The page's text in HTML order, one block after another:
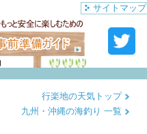
サイトマップ
行楽地の天気トップ
九州・沖縄の海釣り 一覧